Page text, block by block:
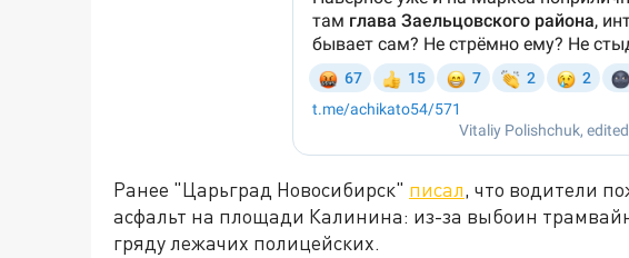
Ранее "Царьград Новосибирск" писал, что водители
асфальт на площади Калинина: из-за выбоин
гряду лежачих полицейских.